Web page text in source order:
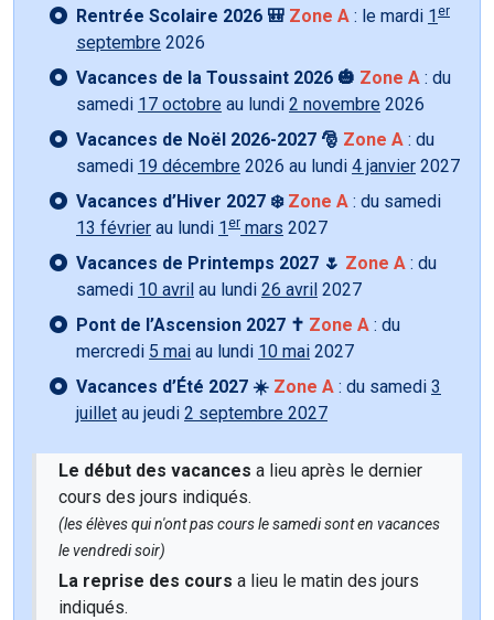
Rentrée Scolaire 2026 🎒 Zone A : le mardi 1 er
septembre 2026
Vacances de la Toussaint 2026 🎃 Zone A : du
samedi 17 octobre au lundi 2 novembre 2026
Vacances de Noël 2026-2027 🎅 Zone A : du
samedi 19 décembre 2026 au lundi 4 janvier 2027
Vacances d’Hiver 2027 ❄️ Zone A : du samedi
13 février au lundi 1 er mars 2027
Vacances de Printemps 2027 🌷 Zone A : du
samedi 10 avril au lundi 26 avril 2027
Pont de l’Ascension 2027 ✝️ Zone A : du
mercredi 5 mai au lundi 10 mai 2027
Vacances d’Été 2027 ☀️ Zone A : du samedi 3
juillet au jeudi 2 septembre 2027
Le début des vacances a lieu après le dernier
cours des jours indiqués.
(les élèves qui n'ont pas cours le samedi sont en vacances
le vendredi soir)
La reprise des cours a lieu le matin des jours
indiqués.